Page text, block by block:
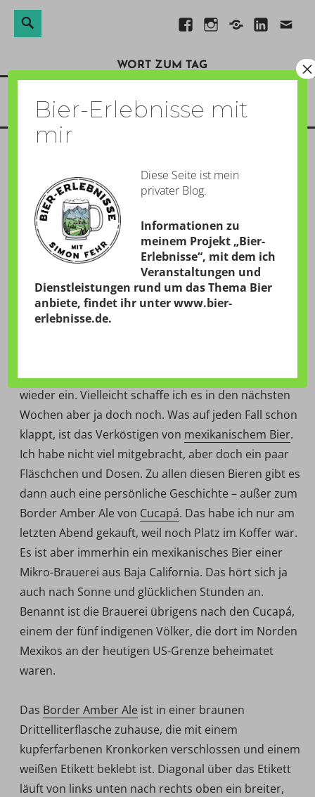
Direkt
Inhalt
FacebookInstagram
Xing Linkedin
E-
Suche
WORT ZUM TAG
Menü
RÖTLICHES VOM
COLORADO RIVER
GESCHRIEBEN AM: 29. JANUAR 2020
Simon
21:09 Uhr – Jetzt bin ich schon wieder drei Wochen
Aber der Alltag holt einen dann doch brutal schnell
wieder ein. Vielleicht schaffe ich es in den nächsten
Wochen aber ja doch noch. Was auf jeden Fall schon
klappt, ist das Verköstigen von mexikanischem Bier.
Ich habe nicht viel mitgebracht, aber doch ein paar
Fläschchen und Dosen. Zu allen diesen Bieren gibt es
dann auch eine persönliche Geschichte – außer zum
Border Amber Ale von Cucapá. Das habe ich nur am
letzten Abend gekauft, weil noch Platz im Koffer war.
Es ist aber immerhin ein mexikanisches Bier einer
Mikro-Brauerei aus Baja California. Das hört sich ja
auch nach Sonne und glücklichen Stunden an.
Benannt ist die Brauerei übrigens nach den Cucapá,
einem der fünf indigenen Völker, die dort im Norden
Mexikos an der heutigen US-Grenze beheimatet
waren.
Das Border Amber Ale ist in einer braunen
Drittelliterflasche zuhause, die mit einem
kupferfarbenen Kronkorken verschlossen und einem
weißen Etikett beklebt ist. Diagonal über das Etikett
läuft von links unten nach rechts oben ein breiter,
Bier-Erlebnisse mit
mir
Diese Seite ist mein
privater Blog.
Informationen zu
meinem Projekt „Bier-
Erlebnisse“, mit dem ich
Veranstaltungen und
Dienstleistungen rund um das Thema Bier
anbiete, findet ihr unterwww.bier-
erlebnisse.de.
×